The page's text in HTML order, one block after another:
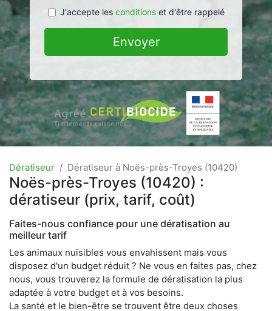
J'accepte les conditionset d'être rappelé
Envoyer
Dératiseur Dératiseur à Noës-près-Troyes (10420)
Noës-près-Troyes (10420) :
dératiseur (prix, tarif, coût)
Faites-nous confiance pour une dératisation au
meilleur tarif
Les animaux nuisibles vous envahissent mais vous
disposez d'un budget réduit ? Ne vous en faites pas, chez
nous, vous trouverez la formule de dératisation la plus
adaptée à votre budget et à vos besoins.
La santé et le bien-être se trouvent être deux choses